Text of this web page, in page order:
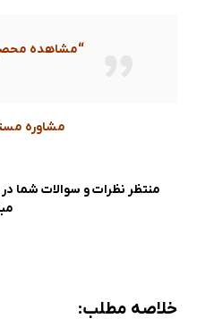
“مشاهده
مشاوره
منتظر نظرات و سوالات شما
خلاصه مطلب: